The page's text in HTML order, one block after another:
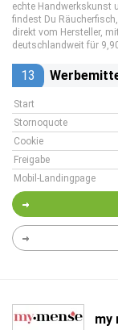
echte Handwerkskunst
findest Du
direkt vom Hersteller,
deutschlandweit für
13
Start
Stornoquote
Cookie
Freigabe
Mobil-Landingpage
my